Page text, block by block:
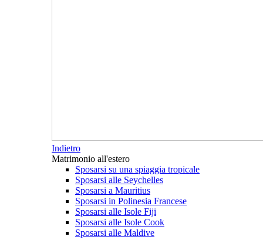
Indietro
Matrimonio all'estero
Sposarsi su una spiaggia tropicale
Sposarsi alle Seychelles
Sposarsi a Mauritius
Sposarsi in Polinesia Francese
Sposarsi alle Isole Fiji
Sposarsi alle Isole Cook
Sposarsi alle Maldive